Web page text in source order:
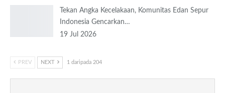
Tekan Angka Kecelakaan, Komunitas Edan Sepur
Indonesia Gencarkan…
19 Jul 2026
PREV NEXT 1 daripada 204